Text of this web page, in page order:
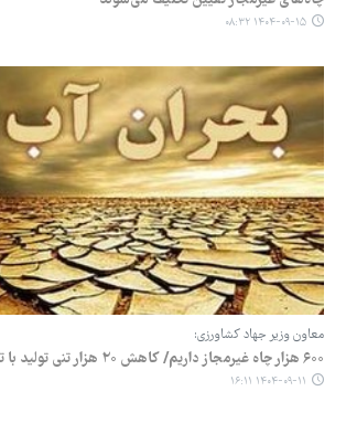
۱۴۰۴-۰۹-۱۵ ۰۸:۳۲
معاون وزیر جهاد کشاورزی:
۶۰۰ هزار چاه غیرمجاز داریم/ کاهش ۲۰ هزار تنی تولید با تحویل کم آب
۱۴۰۴-۰۹-۱۱ ۱۶:۱۱